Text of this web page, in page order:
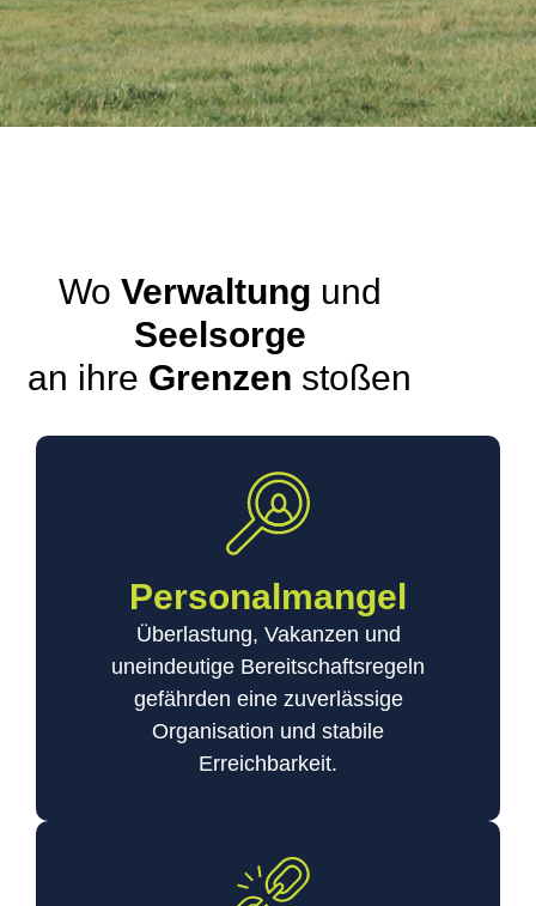
Wo Verwaltung und
Seelsorge
an ihre Grenzen stoßen
Personalmangel
Überlastung, Vakanzen und
uneindeutige Bereitschaftsregeln
gefährden eine zuverlässige
Organisation und stabile
Erreichbarkeit.